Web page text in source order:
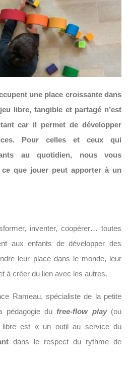
une place croissante dans
libre, tangible et partagé n’est
car il permet de développer
Pour celles et ceux qui
au quotidien, nous vous
que jouer peut apporter à un
inventer, coopérer… toutes
aux enfants de développer des
leur place dans le monde, leur
à créer du lien avec les autres.
Rameau, spécialiste de la petite
pédagogie dufree-flow play (ou
libre est « un outil au service du
dans le respect du rythme de